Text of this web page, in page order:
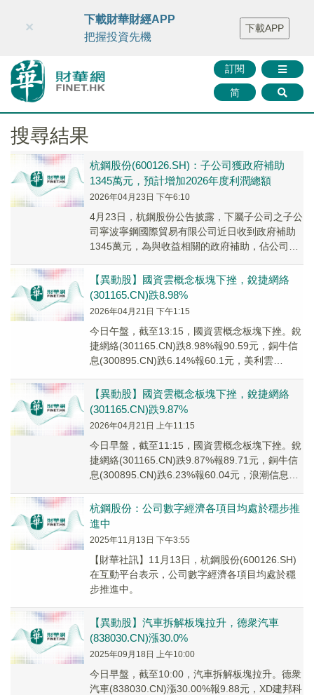
財華智庫網 FINTV FINMETA 財華證券 媒體矩陣
智庫沙龍
聯絡我們
訂閱
简
×
下載財華財經APP
把握投資先機
下載APP
搜尋結果
杭鋼股份(600126.SH)：子公司獲政府補助
1345萬元，預計增加2026年度利潤總額
2026年04月23日 下午6:10
4月23日，杭鋼股份公告披露，下屬子公司之子公
司寧波寧鋼國際貿易有限公司近日收到政府補助
1345萬元，為與收益相關的政府補助，佔公司最
【異動股】國資雲概念板塊下挫，銳捷網絡
(301165.CN)跌8.98%
2026年04月21日 下午1:15
今日午盤，截至13:15，國資雲概念板塊下挫。銳
捷網絡(301165.CN)跌8.98%報90.59元，銅牛信
息(300895.CN)跌6.14%報60.1元，美利雲
【異動股】國資雲概念板塊下挫，銳捷網絡
(301165.CN)跌9.87%
2026年04月21日 上午11:15
今日早盤，截至11:15，國資雲概念板塊下挫。銳
捷網絡(301165.CN)跌9.87%報89.71元，銅牛信
息(300895.CN)跌6.23%報60.04元，浪潮信息
杭鋼股份：公司數字經濟各項目均處於穩步推
進中
2025年11月13日 下午3:55
【財華社訊】11月13日，杭鋼股份(600126.SH)
在互動平台表示，公司數字經濟各項目均處於穩
步推進中。
【異動股】汽車拆解板塊拉升，德衆汽車
(838030.CN)漲30.0%
2025年09月18日 上午10:00
今日早盤，截至10:00，汽車拆解板塊拉升。德衆
汽車(838030.CN)漲30.00%報9.88元，XD建邦科